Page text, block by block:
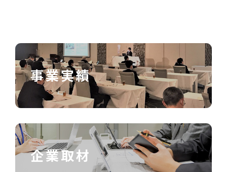
事業実績
企業取材